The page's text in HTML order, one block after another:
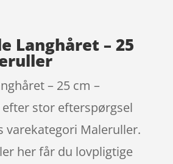
Langhåret – 25
– 25 cm –
stor efterspørgsel
varekategori Maleruller.
her får du lovpligtige